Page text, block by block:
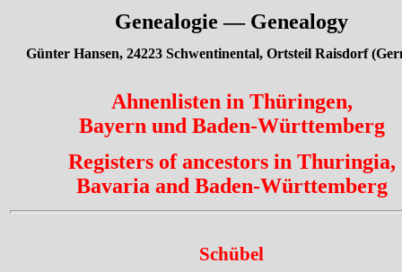
Genealogie — Genealogy
Günter Hansen, 24223 Schwentinental, Ortsteil Raisdorf
Ahnenlisten in Thüringen,
Bayern und Baden-Württemberg
Registers of ancestors in Thuringia,
Bavaria and Baden-Württemberg
Schübel